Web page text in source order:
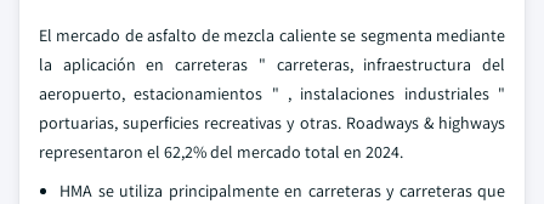
El mercado de asfalto de mezcla caliente se segmenta mediante
la aplicación en carreteras " carreteras, infraestructura del
aeropuerto, estacionamientos " , instalaciones industriales "
portuarias, superficies recreativas y otras. Roadways & highways
representaron el 62,2% del mercado total en 2024.
HMA se utiliza principalmente en carreteras y carreteras que